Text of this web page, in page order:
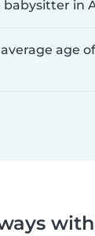
in
age